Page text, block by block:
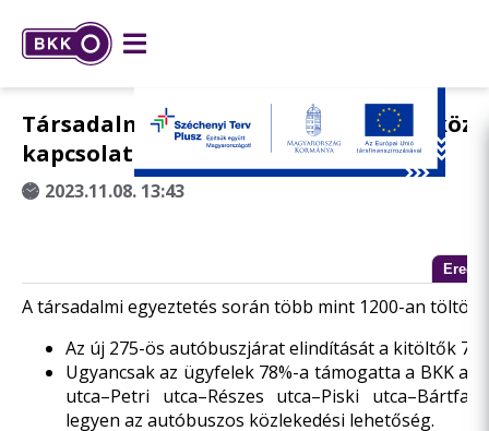
Társadalmi egyeztetés Rákosmente
kapcsolatainak fejlesztéséről
2023.11.08. 13:43
A társadalmi egyeztetés során több mint 1200-an
Az új 275-ös autóbuszjárat elindítását a kitöltők
Ugyancsak az ügyfelek 78%-a támogatta a BKK
utca–Petri utca–Részes utca–Piski
legyen az autóbuszos közlekedési lehetőség.